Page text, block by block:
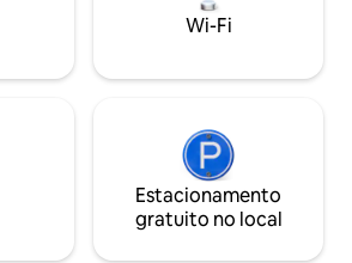
de frente para o
uma estadia
beira-mar, é ideal
ou uma
Wi-Fi
Estacionamento
gratuito no local